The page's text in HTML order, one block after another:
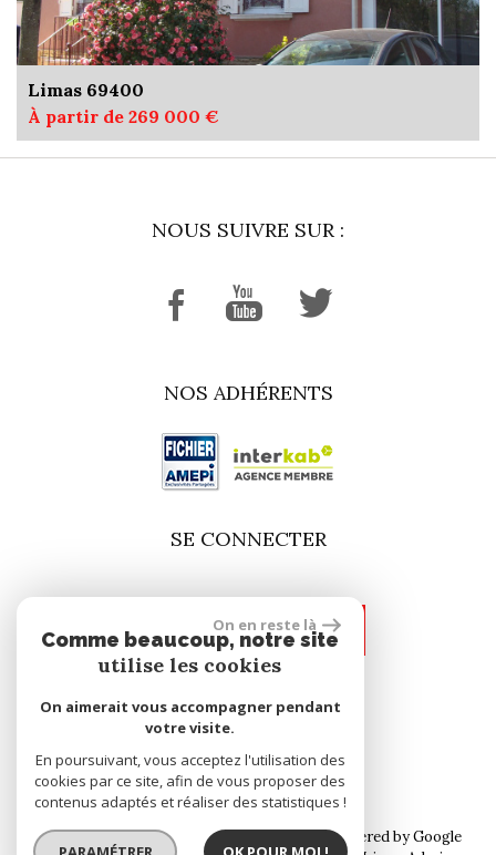
Limas 69400
À partir de 269 000 €
NOUS SUIVRE SUR :
NOS ADHÉRENTS
SE CONNECTER
espace propriétaire
site réalisé par
© 2026 | Tous droits réservés | Traduction powered by Google
On en reste là
Comme beaucoup, notre site
utilise les cookies
On aimerait vous accompagner pendant
votre visite.
En poursuivant, vous acceptez l'utilisation des
cookies par ce site, afin de vous proposer des
contenus adaptés et réaliser des statistiques !